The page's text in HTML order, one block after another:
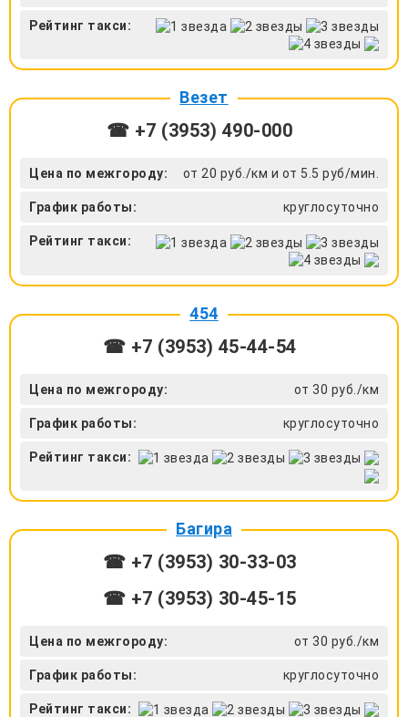
Рейтинг такси:
Везет
☎ +7 (3953) 490-000
Цена по межгороду: от 20 руб./км и от 5.5 руб/мин.
График работы: круглосуточно
Рейтинг такси:
454
☎ +7 (3953) 45-44-54
Цена по межгороду: от 30 руб./км
График работы: круглосуточно
Рейтинг такси:
Багира
☎ +7 (3953) 30-33-03
☎ +7 (3953) 30-45-15
Цена по межгороду: от 30 руб./км
График работы: круглосуточно
Рейтинг такси: